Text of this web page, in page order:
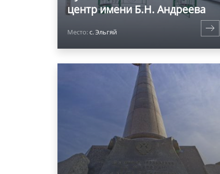
центр имени Б.Н. Андреева
Место:с. Эльгяй